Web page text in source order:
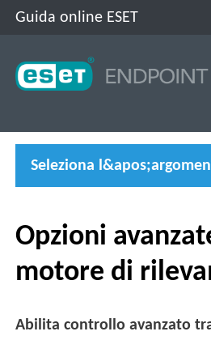
Guida online ESET
Seleziona
Opzioni
motore di
Abilita controllo avanzato